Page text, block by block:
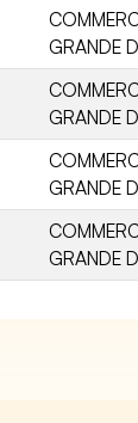
GRANDE
GRANDE
GRANDE
GRANDE